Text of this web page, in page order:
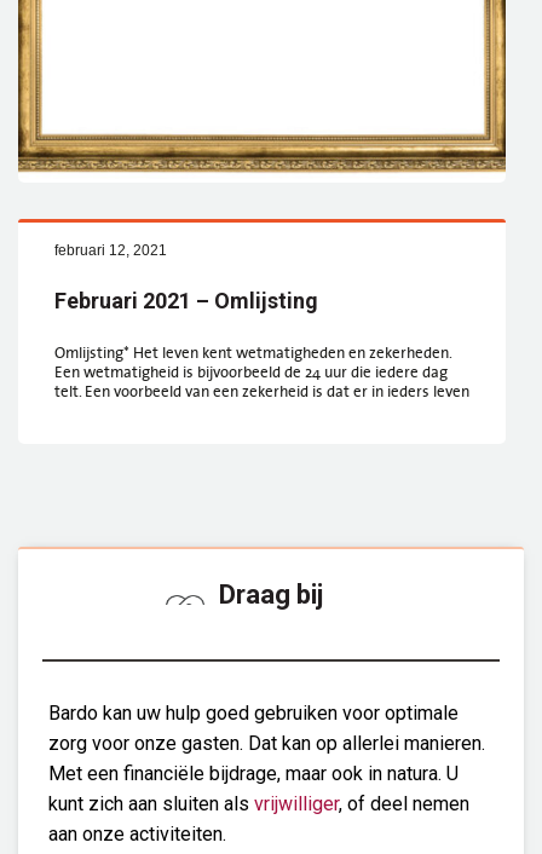
februari 12, 2021
Februari 2021 – Omlijsting
Omlijsting* Het leven kent wetmatigheden en zekerheden.
Een wetmatigheid is bijvoorbeeld de 24 uur die iedere dag
telt. Een voorbeeld van een zekerheid is dat er in ieders leven
Draag bij
Bardo kan uw hulp goed gebruiken voor optimale
zorg voor onze gasten. Dat kan op allerlei manieren.
Met een financiële bijdrage, maar ook in natura. U
kunt zich aan sluiten als vrijwilliger, of deel nemen
aan onze activiteiten.